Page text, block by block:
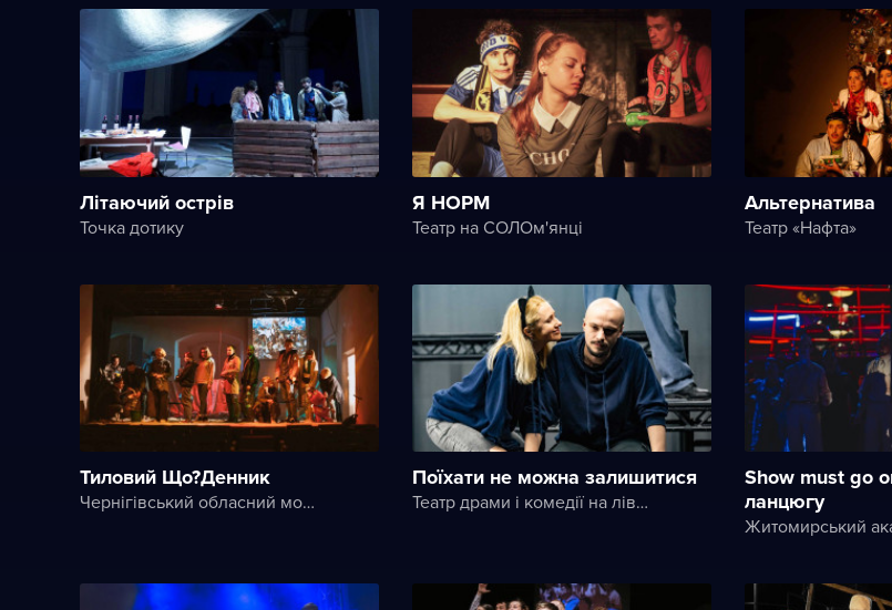
Літаючий острів
Точка дотику
Я НОРМ
Театр на СОЛОм'янці
Альтернатива
Театр «Нафта»
Тиловий Що?Денник
Чернігівський обласний молодіжний театр
Поїхати не можна залишитися
Театр драми і комедії на лівому березі Дніпра
Show must go
ланцюгу